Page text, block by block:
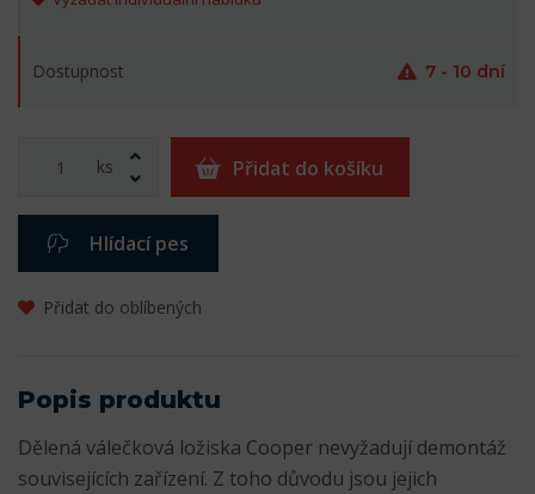
Dostupnost 7 - 10 dní
ks Přidat do košíku
Hlídací pes
Přidat do oblíbených
Popis produktu
Dělená válečková ložiska Cooper nevyžadují demontáž
souvisejících zařízení. Z toho důvodu jsou jejich